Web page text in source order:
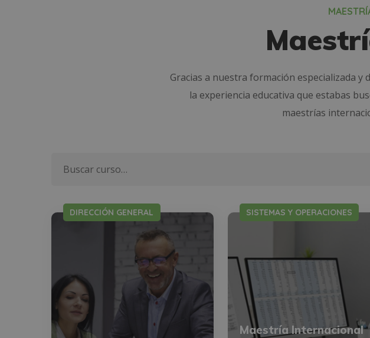
Gracias a nuestra formación especializada
la experiencia educativa que estabas
maestrías
DIRECCIÓN GENERAL SISTEMAS Y OPERACIONES
Maestría Internacional